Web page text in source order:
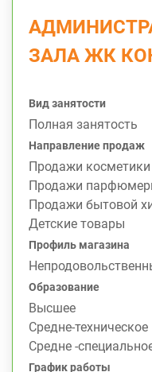
ЗАЛА ЖК
Вид занятости
Полная занятость
Направление продаж
Продажи косметики
Продажи
Продажи бытовой
Детские товары
Профиль магазина
Образование
Высшее
Средне-техническое
Средне -
График работы